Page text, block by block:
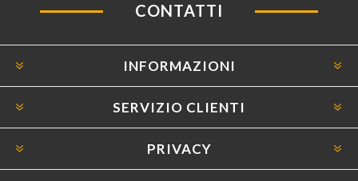
CONTATTI
INFORMAZIONI
SERVIZIO CLIENTI
PRIVACY